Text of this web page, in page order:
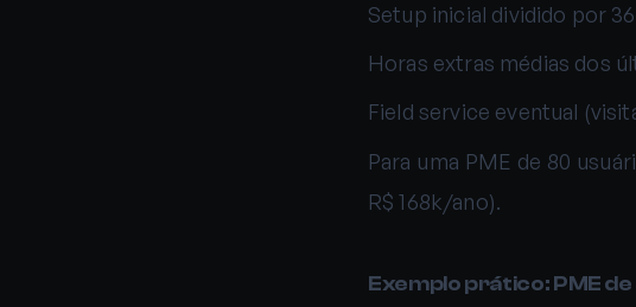
Setup inicial dividido por
Horas extras médias dos
Field service eventual
Para uma PME de 80
R$ 168k/ano).
Exemplo prático: PME